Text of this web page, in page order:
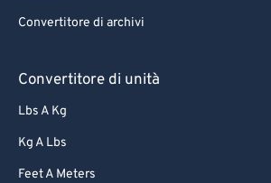
Convertitore di archivi
Convertitore di unità
Lbs A Kg
Kg A Lbs
Feet A Meters